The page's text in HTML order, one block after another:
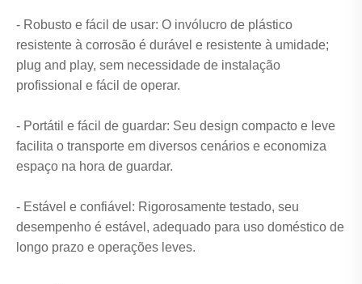
- Robusto e fácil de usar: O invólucro de plástico
resistente à corrosão é durável e resistente à umidade;
plug and play, sem necessidade de instalação
profissional e fácil de operar.
- Portátil e fácil de guardar: Seu design compacto e leve
facilita o transporte em diversos cenários e economiza
espaço na hora de guardar.
- Estável e confiável: Rigorosamente testado, seu
desempenho é estável, adequado para uso doméstico de
longo prazo e operações leves.